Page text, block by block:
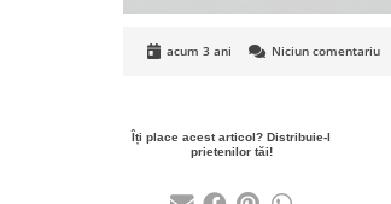
acum 3 ani Niciun comentariu